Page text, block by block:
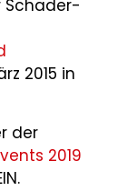
Schader-
2015 in
der
2019